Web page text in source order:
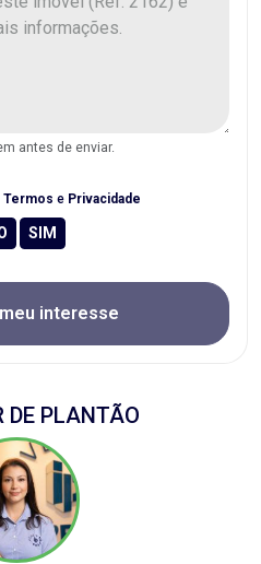
antes de enviar.
Termos e Privacidade
interesse
DE PLANTÃO